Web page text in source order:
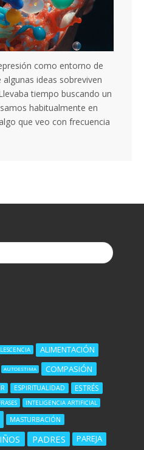
como entorno de
ideas sobreviven
tiempo buscando un
habitualmente en
que veo con frecuencia
ALIMENTACIÓN
AUTOESTIMA COMPASIÓN
ESPIRITUALIDAD ESTRÉS
INTELIGENCIA ARTIFICIAL
MASTURBACIÓN
PADRES PAREJA